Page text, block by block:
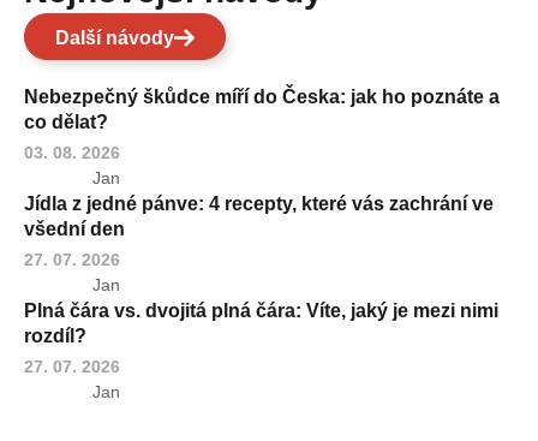
Další návody
Nebezpečný škůdce míří do Česka: jak ho poznáte a
co dělat?
03. 08. 2026
Jan
Jídla z jedné pánve: 4 recepty, které vás zachrání ve
všední den
27. 07. 2026
Jan
Plná čára vs. dvojitá plná čára: Víte, jaký je mezi nimi
rozdíl?
27. 07. 2026
Jan